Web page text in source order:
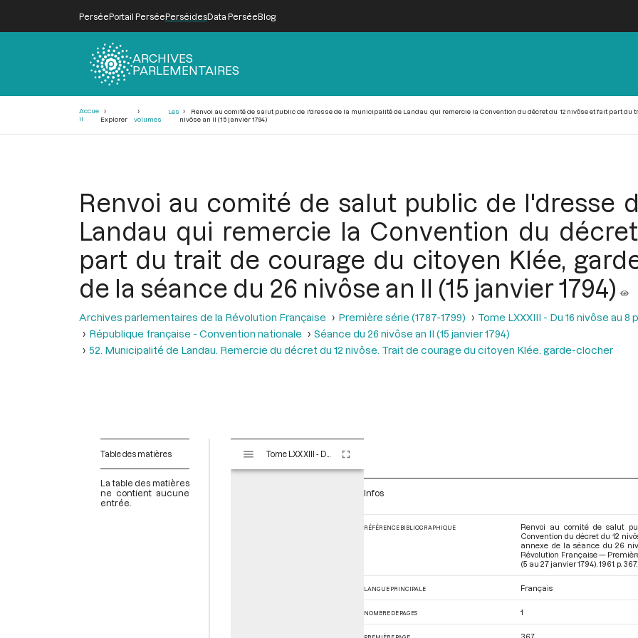
PerséePortail PerséePerséidesData PerséeBlog
ARCHIVES
PARLEMENTAIRES
Accue
il
Explorer
Les
volumes
Renvoi au comité de salut public de l'dresse de la municipalité de Landau qui remercie la Convention du décret du 12 nivôse et fait part du
nivôse an II (15 janvier 1794)
Renvoi au comité de salut public de l'dresse
Landau qui remercie la Convention du
part du trait de courage du citoyen Klée,
de la séance du 26 nivôse an II (15 janvier 1794)
Archives parlementaires de la Révolution Française Première série (1787-1799)
Tome LXXXIII - Du 16 nivôse au 8
République française - Convention nationale
Séance du 26 nivôse an II (15 janvier 1794)
52. Municipalité de Landau. Remercie du décret du 12 nivôse. Trait de courage du citoyen Klée, garde-clocher
Table des matières
La table des matières
ne contient aucune
entrée.
s
Infos
RÉFÉRENCE BIBLIOGRAPHIQUE
Renvoi au comité de salut
Convention du décret du 12
annexe de la séance du 26
Révolution Française —
(5 au 27 janvier 1794) . 1961. p. 367.
LANGUE PRINCIPALE Français
NOMBRE DE PAGES 1
PREMIÈRE PAGE 367